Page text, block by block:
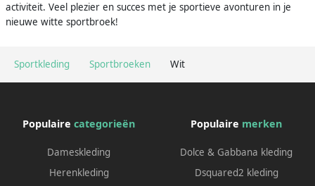
Sportkleding Sportbroeken Wit
activiteit. Veel plezier en succes met je sportieve avonturen in je
nieuwe witte sportbroek!
Populaire categorieën
Dameskleding
Herenkleding
Populaire merken
Dolce & Gabbana kleding
Dsquared2 kleding